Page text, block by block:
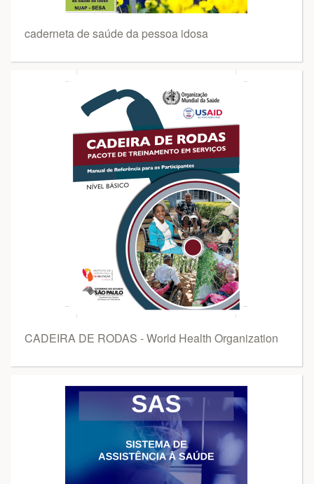
caderneta de saúde da pessoa idosa
CADEIRA DE RODAS - World Health Organization